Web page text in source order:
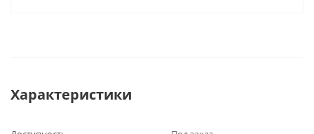
Характеристики